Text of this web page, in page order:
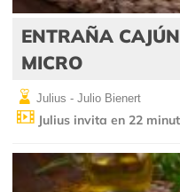
ENTRAÑA
MICRO
Julius - Julio Bienert
Julius invita en 22